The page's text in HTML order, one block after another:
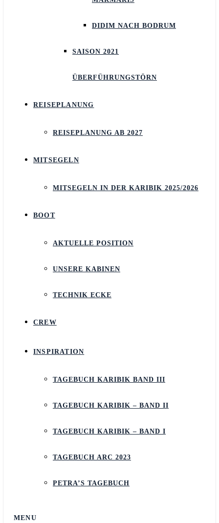
DIDIM NACH BODRUM
SAISON 2021
ÜBERFÜHRUNGSTÖRN
REISEPLANUNG
REISEPLANUNG AB 2027
MITSEGELN
MITSEGELN IN DER KARIBIK 2025/2026
BOOT
AKTUELLE POSITION
UNSERE KABINEN
TECHNIK ECKE
CREW
INSPIRATION
TAGEBUCH KARIBIK BAND III
TAGEBUCH KARIBIK – BAND II
TAGEBUCH KARIBIK – BAND I
TAGEBUCH ARC 2023
PETRA’S TAGEBUCH
MENU